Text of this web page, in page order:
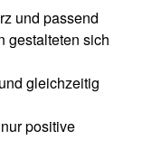
und passend
gestalteten sich
gleichzeitig
positive